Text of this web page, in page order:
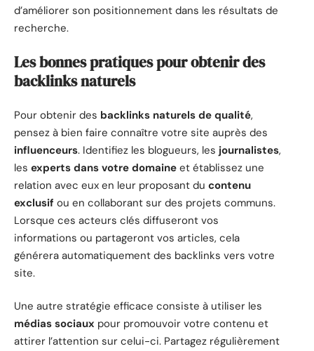
d’améliorer son positionnement dans les résultats de
recherche.
Les bonnes pratiques pour obtenir des
backlinks naturels
Pour obtenir des backlinks naturels de qualité,
pensez à bien faire connaître votre site auprès des
influenceurs. Identifiez les blogueurs, les journalistes,
les experts dans votre domaine et établissez une
relation avec eux en leur proposant du contenu
exclusif ou en collaborant sur des projets communs.
Lorsque ces acteurs clés diffuseront vos
informations ou partageront vos articles, cela
générera automatiquement des backlinks vers votre
site.
Une autre stratégie efficace consiste à utiliser les
médias sociaux pour promouvoir votre contenu et
attirer l’attention sur celui-ci. Partagez régulièrement